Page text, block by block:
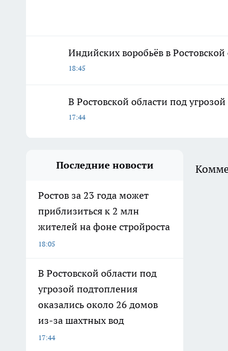
Индийских воробьёв в
18:45
В Ростовской области под
17:44
Последние новости
Ростов за 23 года может
приблизиться к 2 млн
жителей на фоне стройроста
18:05
В Ростовской области под
угрозой подтопления
оказались около 26 домов
из-за шахтных вод
17:44